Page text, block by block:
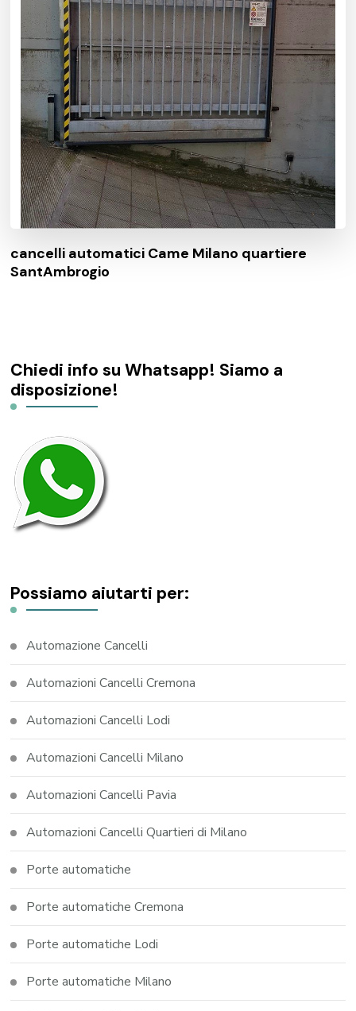
cancelli automatici Came Milano quartiere
SantAmbrogio
Chiedi info su Whatsapp! Siamo a
disposizione!
Possiamo aiutarti per:
Automazione Cancelli
Automazioni Cancelli Cremona
Automazioni Cancelli Lodi
Automazioni Cancelli Milano
Automazioni Cancelli Pavia
Automazioni Cancelli Quartieri di Milano
Porte automatiche
Porte automatiche Cremona
Porte automatiche Lodi
Porte automatiche Milano